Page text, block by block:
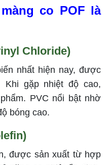
co POF là
Chloride)
nhất hiện nay, được
gặp nhiệt độ cao,
PVC nổi bật nhờ
bóng cao.
được sản xuất từ hợp